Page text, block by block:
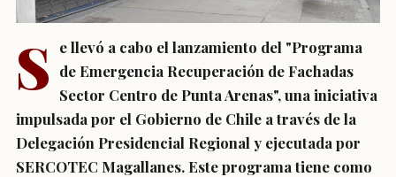
S e llevó a cabo el lanzamiento del "Programa
de Emergencia Recuperación de Fachadas
Sector Centro de Punta Arenas", una iniciativa
impulsada por el Gobierno de Chile a través de la
Delegación Presidencial Regional y ejecutada por
SERCOTEC Magallanes. Este programa tiene como